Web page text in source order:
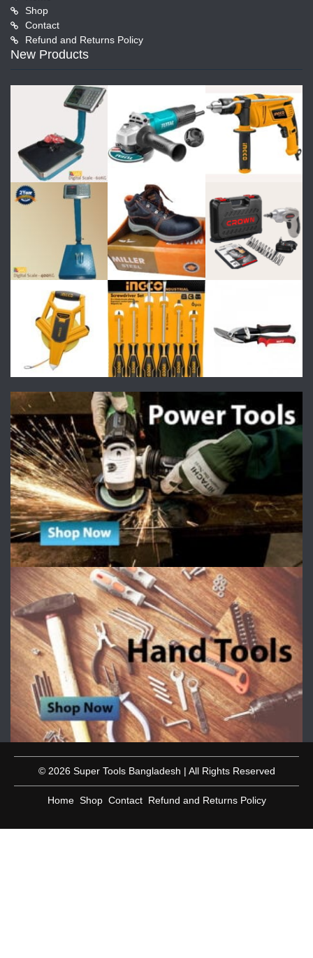
Shop
Contact
Refund and Returns Policy
New Products
© 2026 Super Tools Bangladesh | All Rights Reserved
Home Shop Contact Refund and Returns Policy